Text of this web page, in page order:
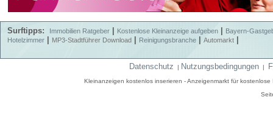
Surftipps: Immobilien Ratgeber Kostenlose Kleinanzeige aufgeben
Bayern-
Hotelzimmer
MP3-Stadtführer Download Reinigungsbranche Automarkt
Datenschutz | Nutzungsbedingungen |
Kleinanzeigen kostenlos inserieren - Anzeigenmarkt für